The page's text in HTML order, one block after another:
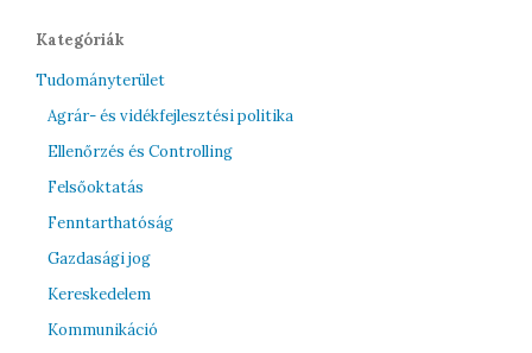
Kategóriák
Tudományterület
Agrár- és vidékfejlesztési politika
Ellenőrzés és Controlling
Felsőoktatás
Fenntarthatóság
Gazdasági jog
Kereskedelem
Kommunikáció